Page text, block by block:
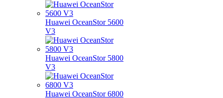
Huawei OceanStor 5600
V3
Huawei OceanStor 5800
V3
Huawei OceanStor 6800